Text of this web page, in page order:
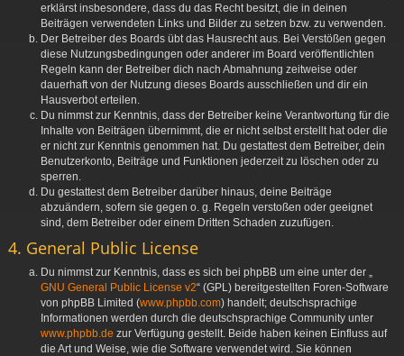
erklärst insbesondere, dass du das Recht besitzt, die in deinen
Beiträgen verwendeten Links und Bilder zu setzen bzw. zu verwenden.
Der Betreiber des Boards übt das Hausrecht aus. Bei Verstößen gegen
diese Nutzungsbedingungen oder anderer im Board veröffentlichten
Regeln kann der Betreiber dich nach Abmahnung zeitweise oder
dauerhaft von der Nutzung dieses Boards ausschließen und dir ein
Hausverbot erteilen.
Du nimmst zur Kenntnis, dass der Betreiber keine Verantwortung für die
Inhalte von Beiträgen übernimmt, die er nicht selbst erstellt hat oder die
er nicht zur Kenntnis genommen hat. Du gestattest dem Betreiber, dein
Benutzerkonto, Beiträge und Funktionen jederzeit zu löschen oder zu
sperren.
Du gestattest dem Betreiber darüber hinaus, deine Beiträge
abzuändern, sofern sie gegen o. g. Regeln verstoßen oder geeignet
sind, dem Betreiber oder einem Dritten Schaden zuzufügen.
4. General Public License
Du nimmst zur Kenntnis, dass es sich bei phpBB um eine unter der „
GNU General Public License v2“ (GPL) bereitgestellten Foren-Software
von phpBB Limited (www.phpbb.com) handelt; deutschsprachige
Informationen werden durch die deutschsprachige Community unter
www.phpbb.de zur Verfügung gestellt. Beide haben keinen Einfluss auf
die Art und Weise, wie die Software verwendet wird. Sie können